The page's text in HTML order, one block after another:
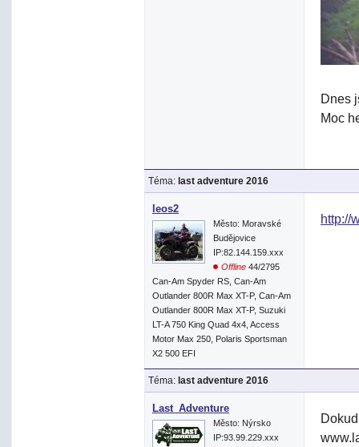
Dnes
Moc
Téma: last adventure 2016
leos2
Město: Moravské
Budějovice
IP:82.144.159.xxx
Offline 44/2795
Can-Am Spyder RS, Can-Am
Outlander 800R Max XT-P, Can-Am
Outlander 800R Max XT-P, Suzuki
LT-A 750 King Quad 4x4, Access
Motor Max 250, Polaris Sportsman
X2 500 EFI
http://
Téma: last adventure 2016
Last_Adventure
Město: Nýrsko
IP:93.99.229.xxx